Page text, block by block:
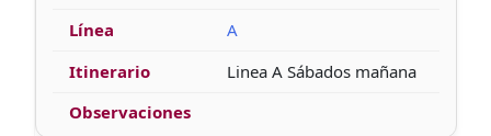
A
Linea A Sábados mañana